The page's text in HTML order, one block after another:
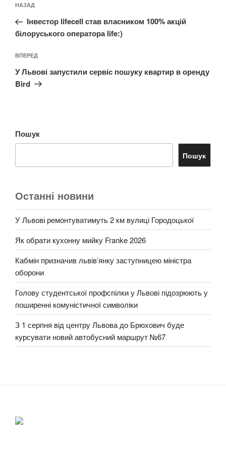
записів
Попередній
запис:
НАЗАД
Інвестор lifecell став власником 100% акцій
білоруського оператора life:)
Наступний
запис
ВПЕРЕД
У Львові запустили сервіс пошуку квартир в оренду
Bird
Пошук
Пошук
Останні новини
У Львові ремонтуватимуть 2 км вулиці Городоцької
Як обрати кухонну мийку Franke 2026
Кабмін призначив львів’янку заступницею міністра
оборони
Голову студентської профспілки у Львові підозрюють у
поширенні комуністичної символіки
З 1 серпня від центру Львова до Брюхович буде
курсувати новий автобусний маршрут №67